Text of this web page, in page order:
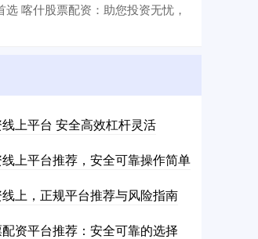
选 喀什股票配资：助您投资无忧，
上平台 安全高效杠杆灵活
上平台推荐，安全可靠操作简单
上，正规平台推荐与风险指南
资平台推荐：安全可靠的选择